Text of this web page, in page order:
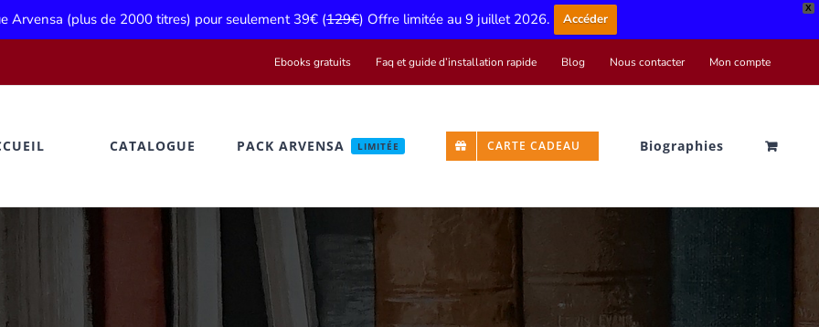
X
Arvensa (plus de 2000 titres) pour seulement 39€ (129€) Offre limitée au 9 juillet 2026. Accéder
Ebooks gratuits Faq et guide d’installation rapide Blog Nous contacter Mon compte
CATALOGUE PACK ARVENSA LIMITÉE CARTE CADEAU Biographies